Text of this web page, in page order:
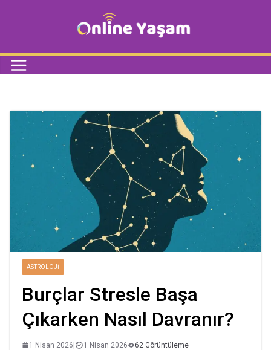
ASTROLOJI
Burçlar Stresle Başa
Çıkarken Nasıl Davranır?
1 Nisan 2026| 1 Nisan 2026 62 Görüntüleme